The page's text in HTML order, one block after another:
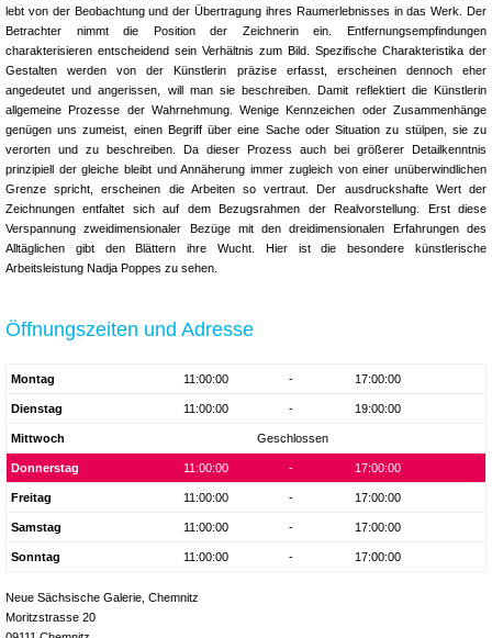
lebt von der Beobachtung und der Übertragung ihres Raumerlebnisses in das Werk. Der
Betrachter nimmt die Position der Zeichnerin ein. Entfernungsempfindungen
charakterisieren entscheidend sein Verhältnis zum Bild. Spezifische Charakteristika der
Gestalten werden von der Künstlerin präzise erfasst, erscheinen dennoch eher
angedeutet und angerissen, will man sie beschreiben. Damit reflektiert die Künstlerin
allgemeine Prozesse der Wahrnehmung. Wenige Kennzeichen oder Zusammenhänge
genügen uns zumeist, einen Begriff über eine Sache oder Situation zu stülpen, sie zu
verorten und zu beschreiben. Da dieser Prozess auch bei größerer Detailkenntnis
prinzipiell der gleiche bleibt und Annäherung immer zugleich von einer unüberwindlichen
Grenze spricht, erscheinen die Arbeiten so vertraut. Der ausdruckshafte Wert der
Zeichnungen entfaltet sich auf dem Bezugsrahmen der Realvorstellung. Erst diese
Verspannung zweidimensionaler Bezüge mit den dreidimensionalen Erfahrungen des
Alltäglichen gibt den Blättern ihre Wucht. Hier ist die besondere künstlerische
Arbeitsleistung Nadja Poppes zu sehen.
Öffnungszeiten und Adresse
Montag 11:00:00 - 17:00:00
Dienstag 11:00:00 - 19:00:00
Mittwoch Geschlossen
Donnerstag 11:00:00 - 17:00:00
Freitag 11:00:00 - 17:00:00
Samstag 11:00:00 - 17:00:00
Sonntag 11:00:00 - 17:00:00
Neue Sächsische Galerie, Chemnitz
Moritzstrasse 20